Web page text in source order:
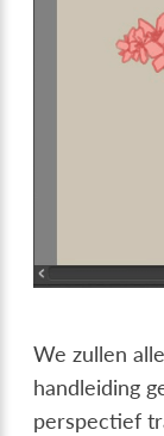
We zullen
handleiding
perspectief